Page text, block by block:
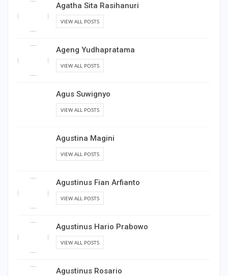
Agatha Sita Rasihanuri
VIEW ALL POSTS
Ageng Yudhapratama
VIEW ALL POSTS
Agus Suwignyo
VIEW ALL POSTS
Agustina Magini
VIEW ALL POSTS
Agustinus Fian Arfianto
VIEW ALL POSTS
Agustinus Hario Prabowo
VIEW ALL POSTS
Agustinus Rosario